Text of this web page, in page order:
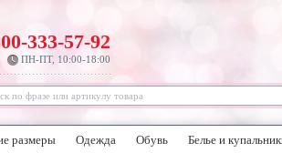
333-57-92
ПН-ПТ, 10:00-18:00
размеры Одежда Обувь Белье и